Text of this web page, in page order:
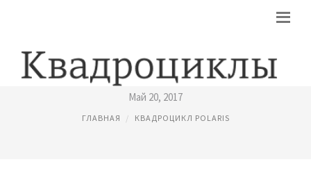
POLARIS САЙТ
Май 20, 2017
ГЛАВНАЯ КВАДРОЦИКЛ POLARIS